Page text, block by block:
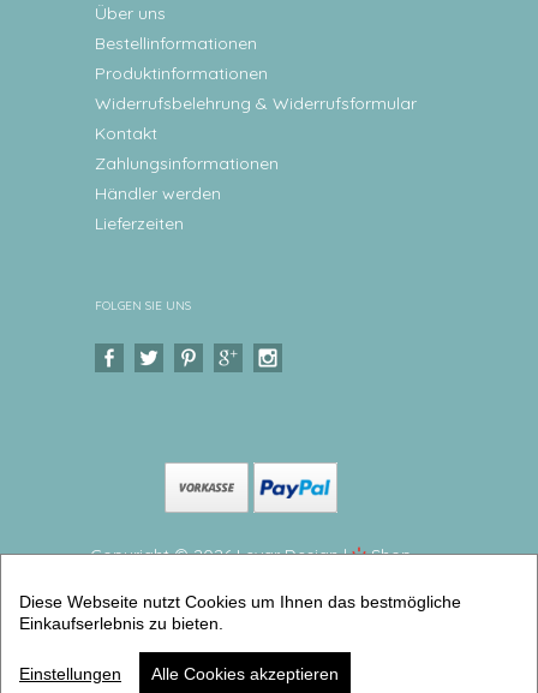
Über uns
Bestellinformationen
Produktinformationen
Widerrufsbelehrung & Widerrufsformular
Kontakt
Zahlungsinformationen
Händler werden
Lieferzeiten
FOLGEN SIE UNS
Copyright © 2026 Levar Design |
Shop
Personalisierter Kinderteller, Schale Traktor
Kinderteller mit Namen BPA frei (Teller tief) |
Artikelnummer: 8166-1280-1225
Diese Webseite nutzt Cookies um Ihnen das bestmögliche
Einkaufserlebnis zu bieten.
Einstellungen Alle Cookies akzeptieren